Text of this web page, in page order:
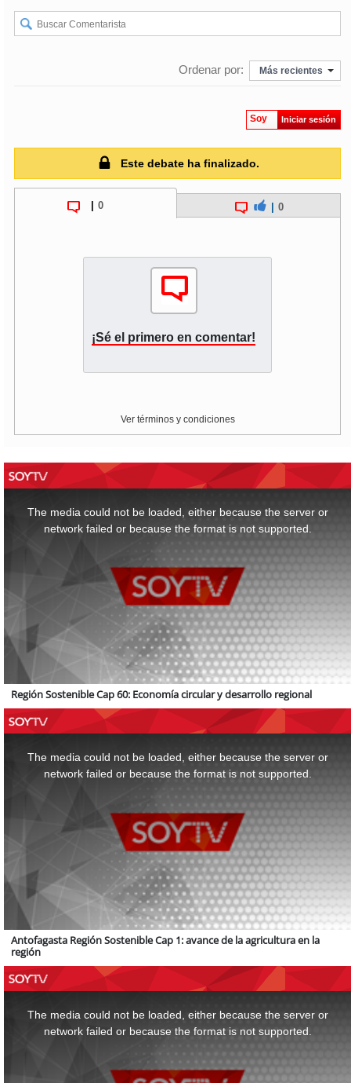
Ordenar por: Más recientes
Soy Iniciar sesión
Este debate ha finalizado.
0 0
¡Sé el primero en comentar!
Ver términos y condiciones
The media could not be loaded, either because the server or
network failed or because the format is not supported.
Región Sostenible Cap 60: Economía circular y desarrollo regional
The media could not be loaded, either because the server or
network failed or because the format is not supported.
Antofagasta Región Sostenible Cap 1: avance de la agricultura en la
región
The media could not be loaded, either because the server or
network failed or because the format is not supported.